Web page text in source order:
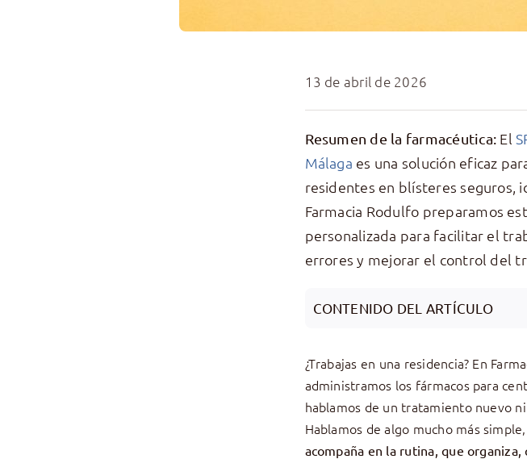
13 de abril de 2026
Resumen de la farmacéutica: El
Málaga es una solución eficaz
residentes en blísteres seguros,
Farmacia Rodulfo preparamos
personalizada para facilitar el
errores y mejorar el control del
CONTENIDO DEL ARTÍCULO
¿Trabajas en una residencia? En
administramos los fármacos para
hablamos de un tratamiento nuevo
Hablamos de algo mucho más
acompaña en la rutina, que